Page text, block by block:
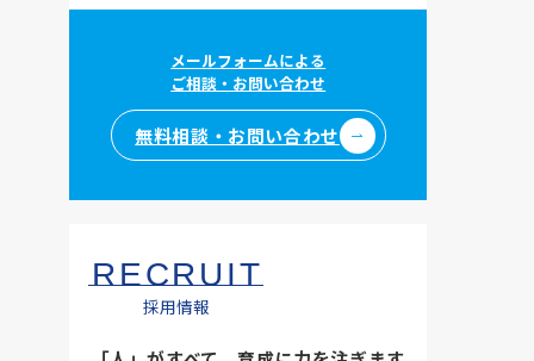
メールフォームによる
ご相談・お問い合わせ
無料相談・お問い合わせ
RECRUIT
採用情報